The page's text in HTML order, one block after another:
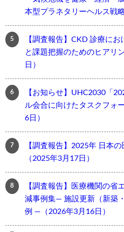
本型プラネタリーヘルス戦
【調査報告】CKD 診療に
と課題把握のためのヒアリ
日）
【お知らせ】UHC2030「
ル会合に向けたタスクフォ
6日）
【調査報告】2025年 日本
（2025年3月17日）
【調査報告】医療機関の省
減事例集― 施設更新（新築
例 ―（2026年3月16日）